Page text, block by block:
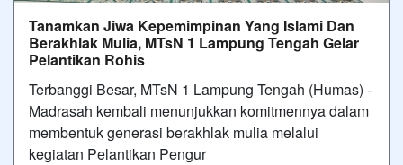
Tanamkan Jiwa Kepemimpinan Yang Islami Dan
Berakhlak Mulia, MTsN 1 Lampung Tengah Gelar
Pelantikan Rohis
Terbanggi Besar, MTsN 1 Lampung Tengah (Humas) -
Madrasah kembali menunjukkan komitmennya dalam
membentuk generasi berakhlak mulia melalui
kegiatan Pelantikan Pengur